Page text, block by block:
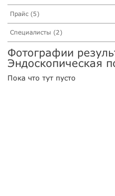
Прайс (5)
Специалисты (2)
Фотографии
Эндоскопическая
Пока что тут пусто